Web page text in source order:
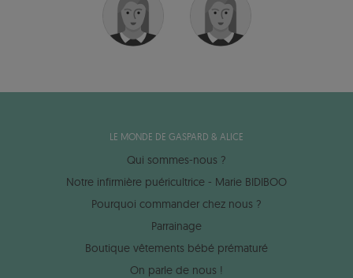
LE MONDE DE GASPARD & ALICE
Qui sommes-nous ?
Notre infirmière puéricultrice - Marie BIDIBOO
Pourquoi commander chez nous ?
Parrainage
Boutique vêtements bébé prématuré
On parle de nous !